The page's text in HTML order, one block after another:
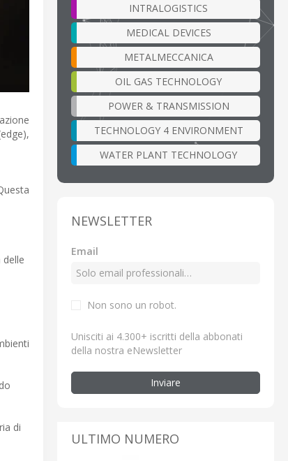
di
INTRALOGISTICS
MEDICAL DEVICES
METALMECCANICA
OIL GAS TECHNOLOGY
POWER & TRANSMISSION
TECHNOLOGY 4 ENVIRONMENT
WATER PLANT TECHNOLOGY
NEWSLETTER
Email
Non sono un robot.
Unisciti ai 4.300+ iscritti della abbonati
della nostra eNewsletter
Inviare
ULTIMO NUMERO